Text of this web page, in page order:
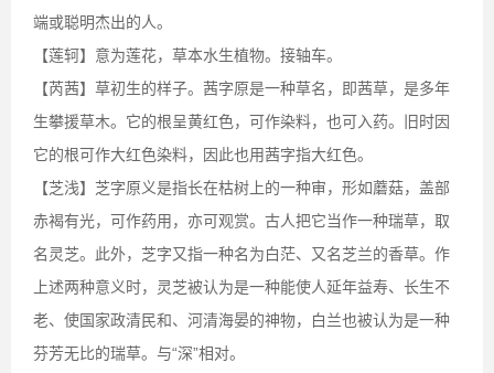
端或聪明杰出的人。
【莲轲】意为莲花，草本水生植物。接轴车。
【芮茜】草初生的样子。茜字原是一种草名，即茜草，是多年
生攀援草木。它的根呈黄红色，可作染料，也可入药。旧时因
它的根可作大红色染料，因此也用茜字指大红色。
【芝浅】芝字原义是指长在枯树上的一种审，形如蘑菇，盖部
赤褐有光，可作药用，亦可观赏。古人把它当作一种瑞草，取
名灵芝。此外，芝字又指一种名为白茫、又名芝兰的香草。作
上述两种意义时，灵芝被认为是一种能使人延年益寿、长生不
老、使国家政清民和、河清海晏的神物，白兰也被认为是一种
芬芳无比的瑞草。与“深”相对。